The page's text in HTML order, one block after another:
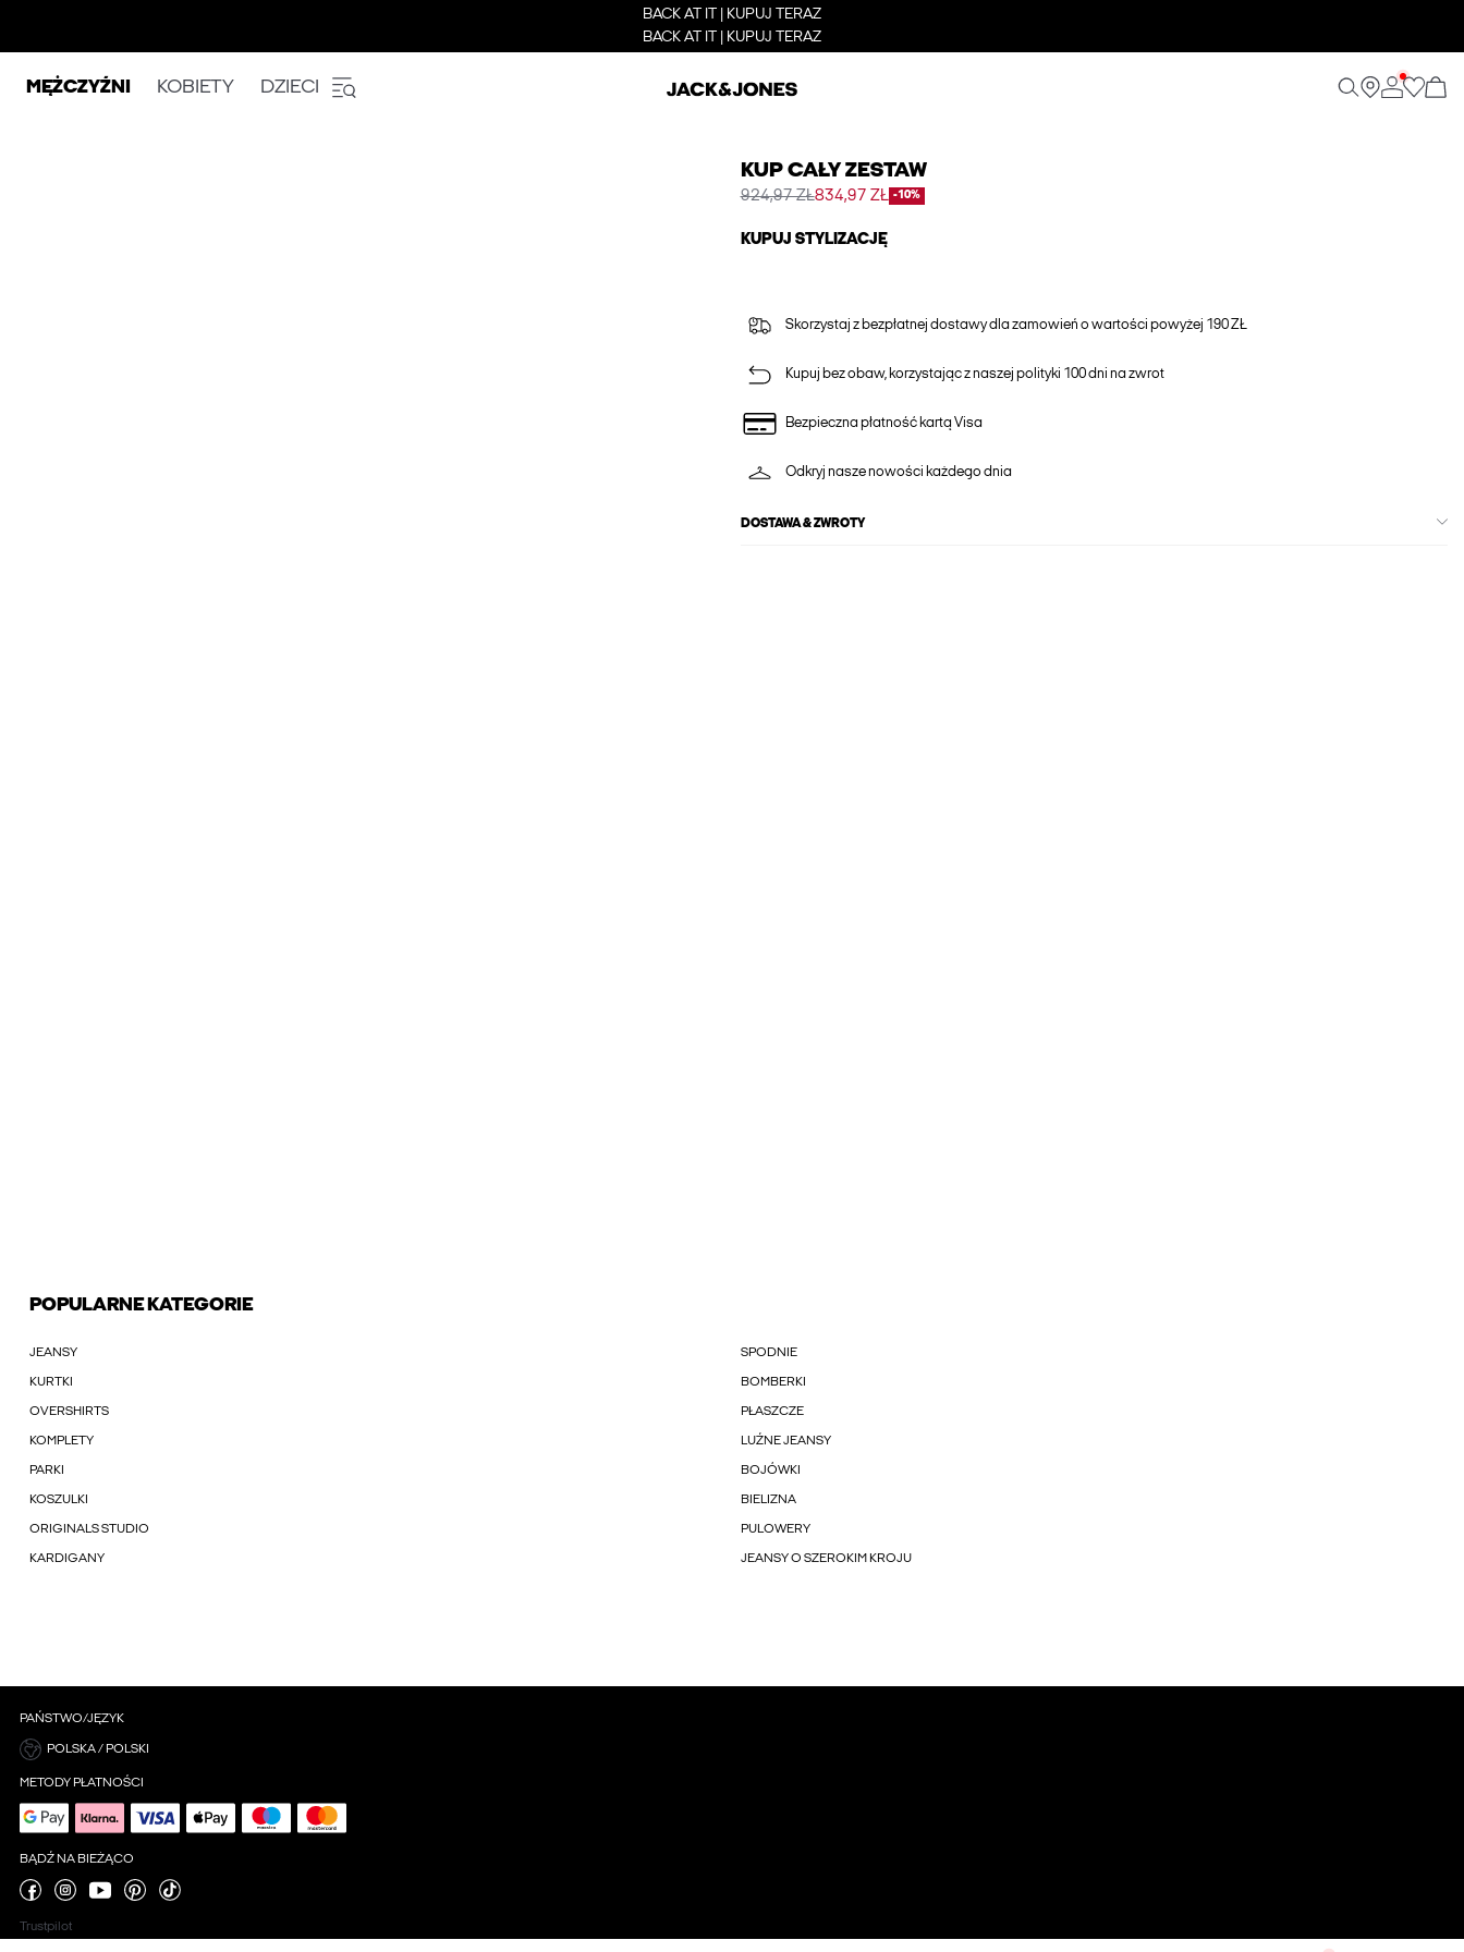
BACK AT IT | KUPUJ TERAZ
BACK AT IT | KUPUJ TERAZ
MĘŻCZYŹNI KOBIETY DZIECI
KUP CAŁY ZESTAW
924,97 ZŁ834,97 ZŁ -10%
KUPUJ STYLIZACJĘ
Skorzystaj z bezpłatnej dostawy dla zamowień o wartości powyżej 190 ZŁ
Kupuj bez obaw, korzystając z naszej polityki 100 dni na zwrot
Bezpieczna płatność kartą Visa
Odkryj nasze nowości każdego dnia
DOSTAWA & ZWROTY
POPULARNE KATEGORIE
JEANSY SPODNIE
KURTKI BOMBERKI
OVERSHIRTS PŁASZCZE
KOMPLETY LUŹNE JEANSY
PARKI BOJÓWKI
KOSZULKI BIELIZNA
ORIGINALS STUDIO PULOWERY
KARDIGANY JEANSY O SZEROKIM KROJU
PAŃSTWO/JĘZYK
POLSKA / POLSKI
METODY PŁATNOŚCI
BĄDŹ NA BIEŻĄCO
Trustpilot